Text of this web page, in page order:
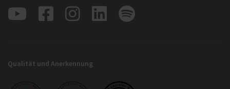
Qualität und Anerkennung